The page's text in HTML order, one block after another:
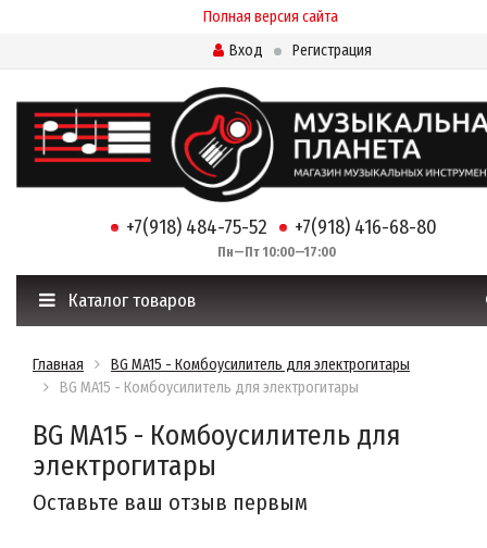
Полная версия сайта
Вход
Регистрация
+7(918) 484-75-52 +7(918) 416-68-80
Пн—Пт 10:00—17:00
Каталог товаров
Главная
BG MA15 - Комбоусилитель для электрогитары
BG MA15 - Комбоусилитель для электрогитары
BG MA15 - Комбоусилитель для
электрогитары
Оставьте ваш отзыв первым